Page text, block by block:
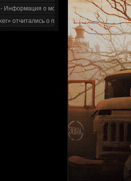
Информация о моде за июнь 2020
отчитались о проделанной работе